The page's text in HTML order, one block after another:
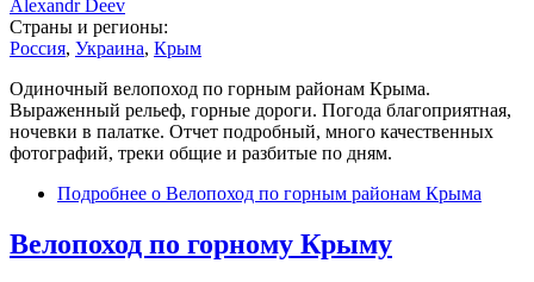
Alexandr Deev
Страны и регионы:
Россия, Украина, Крым
Одиночный велопоход по горным районам Крыма.
Выраженный рельеф, горные дороги. Погода благоприятная,
ночевки в палатке. Отчет подробный, много качественных
фотографий, треки общие и разбитые по дням.
Подробнее о Велопоход по горным районам Крыма
Велопоход по горному Крыму